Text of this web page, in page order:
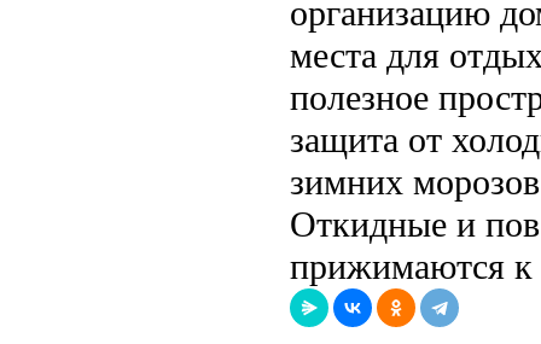
организацию
места для
полезное
защита от
зимних
Откидные и
прижимаются к